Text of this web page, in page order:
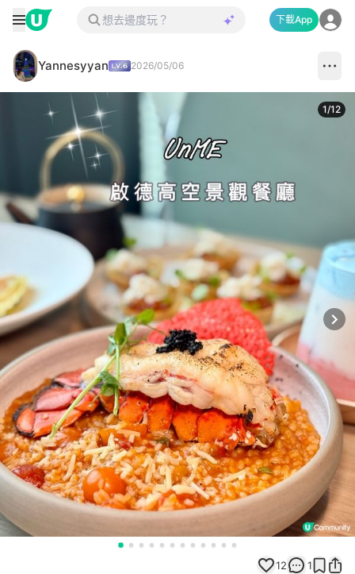
下載App
Yannesyyan 2026/05/06
1/12
12 1